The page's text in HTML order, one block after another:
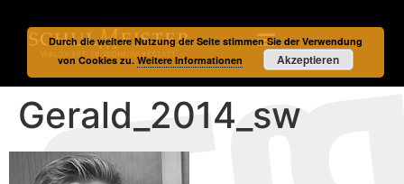
Gerald_2014_sw
Durch die weitere Nutzung der Seite stimmen Sie der Verwendung
von Cookies zu. Weitere Informationen Akzeptieren